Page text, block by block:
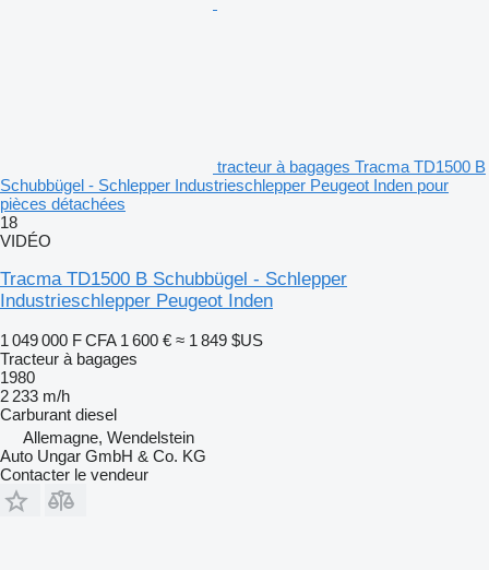
tracteur à bagages Tracma TD1500 B
Schubbügel - Schlepper Industrieschlepper Peugeot Inden pour
pièces détachées
18
VIDÉO
Tracma TD1500 B Schubbügel - Schlepper
Industrieschlepper Peugeot Inden
1 049 000 F CFA 1 600 € ≈ 1 849 $US
Tracteur à bagages
1980
2 233 m/h
Carburant diesel
Allemagne, Wendelstein
Auto Ungar GmbH & Co. KG
Contacter le vendeur